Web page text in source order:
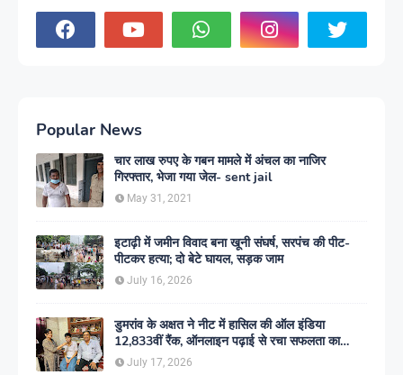
Popular News
चार लाख रुपए के गबन मामले में अंचल का नाजिर
गिरफ्तार, भेजा गया जेल- sent jail
May 31, 2021
इटाढ़ी में जमीन विवाद बना खूनी संघर्ष, सरपंच की पीट-
पीटकर हत्या; दो बेटे घायल, सड़क जाम
July 16, 2026
डुमरांव के अक्षत ने नीट में हासिल की ऑल इंडिया
12,833वीं रैंक, ऑनलाइन पढ़ाई से रचा सफलता का
इतिहास
July 17, 2026